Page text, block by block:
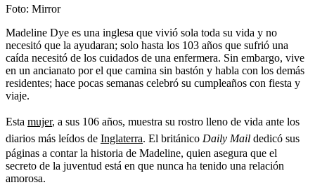
Foto: Mirror
Madeline Dye es una inglesa que vivió sola toda su vida y no
necesitó que la ayudaran; solo hasta los 103 años que sufrió una
caída necesitó de los cuidados de una enfermera. Sin embargo, vive
en un ancianato por el que camina sin bastón y habla con los demás
residentes; hace pocas semanas celebró su cumpleaños con fiesta y
viaje.
Esta mujer, a sus 106 años, muestra su rostro lleno de vida ante los
diarios más leídos de Inglaterra. El británico Daily Mail dedicó sus
páginas a contar la historia de Madeline, quien asegura que el
secreto de la juventud está en que nunca ha tenido una relación
amorosa.